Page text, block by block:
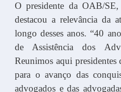
O presidente da OAB/
destacou a relevância da
longo desses anos. “40
de Assistência dos
Reunimos aqui
para o avanço das
advogados e das